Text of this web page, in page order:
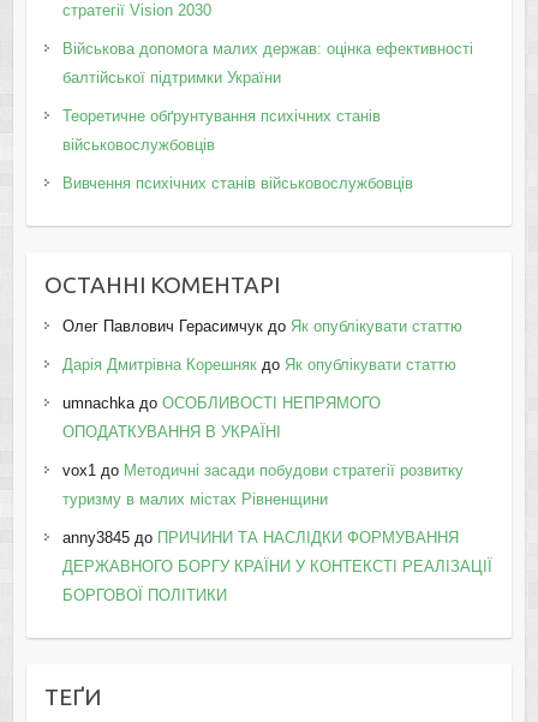
стратегії Vision 2030
Військова допомога малих держав: оцінка ефективності
балтійської підтримки України
Теоретичне обґрунтування психічних станів
військовослужбовців
Вивчення психічних станів військовослужбовців
ОСТАННІ КОМЕНТАРІ
Олег Павлович Герасимчукдо Як опублікувати статтю
Дарія Дмитрівна Корешнякдо Як опублікувати статтю
umnachkaдо ОСОБЛИВОСТІ НЕПРЯМОГО
ОПОДАТКУВАННЯ В УКРАЇНІ
vox1до Методичні засади побудови стратегії розвитку
туризму в малих містах Рівненщини
anny3845до ПРИЧИНИ ТА НАСЛІДКИ ФОРМУВАННЯ
ДЕРЖАВНОГО БОРГУ КРАЇНИ У КОНТЕКСТІ РЕАЛІЗАЦІЇ
БОРГОВОЇ ПОЛІТИКИ
ТЕҐИ